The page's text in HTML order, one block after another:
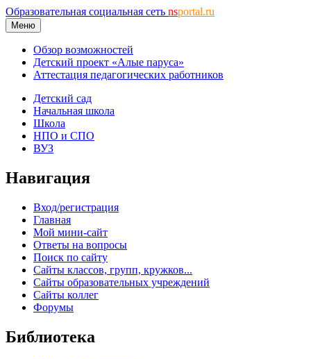
Образовательная социальная сеть nsportal.ru
Меню
Обзор возможностей
Детский проект «Алые паруса»
Аттестация педагогических работников
Детский сад
Начальная школа
Школа
НПО и СПО
ВУЗ
Навигация
Вход/регистрация
Главная
Мой мини-сайт
Ответы на вопросы
Поиск по сайту
Сайты классов, групп, кружков...
Сайты образовательных учреждений
Сайты коллег
Форумы
Библиотека